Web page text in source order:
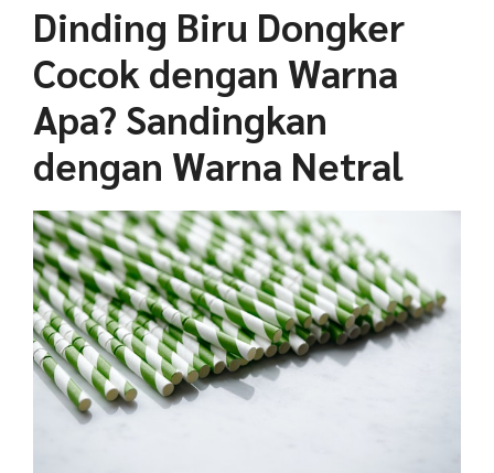
Dinding Biru Dongker
Cocok dengan Warna
Apa? Sandingkan
dengan Warna Netral